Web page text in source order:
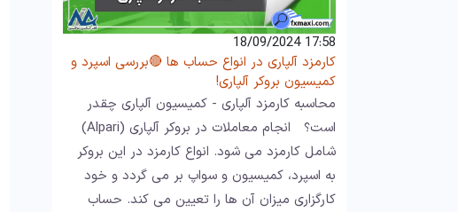
17:58 18/09/2024
کارمزد آلپاری در انواع حساب ها 🔴بررسی اسپرد و
کمیسیون بروکر آلپاری!
محاسبه کارمزد آلپاری - کمیسیون آلپاری چقدر
است؟ انجام معاملات در بروکر آلپاری (Alpari)
شامل کارمزد می شود. انواع کارمزد در این بروکر
به اسپرد، کمیسیون و سواپ بر می گردد و خود
کارگزاری میزان آن ها را تعیین می کند. حساب